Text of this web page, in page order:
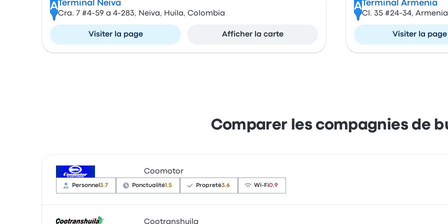
A Terminal Neiva
Cra. 7 #4-59 a 4-283, Neiva, Huila, Colombia
Visiter la page Afficher la carte
A Terminal Armenia
Cl. 35 #24-34,
Visiter la page
Comparer les compagnies de
Coomotor
Personnel 3.7 Ponctualité1.5 Propreté3.6 Wi-Fi0.9
Les utilisateurs rapportent que les autobus sont confortables et partent à l'heure, ce qui est apprécié.
Cootranshuila